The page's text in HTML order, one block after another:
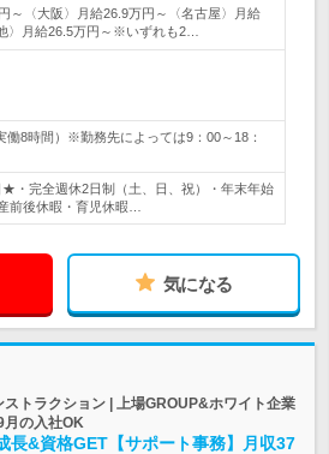
～〈大阪〉月給26.9万円～〈名古屋〉月給
〉月給26.5万円～※いずれも2…
働8時間）※勤務先によっては9：00～18：
・完全週休2日制（土、日、祝）・年末年始
前後休暇・育児休暇…
気になる
トラクション | 上場GROUP&ホワイト企業
月の入社OK
長&資格GET【サポート事務】月収37